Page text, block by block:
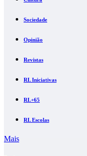
Sociedade
Opinião
Revistas
RL Iniciativas
RL+65
RL Escolas
Mais